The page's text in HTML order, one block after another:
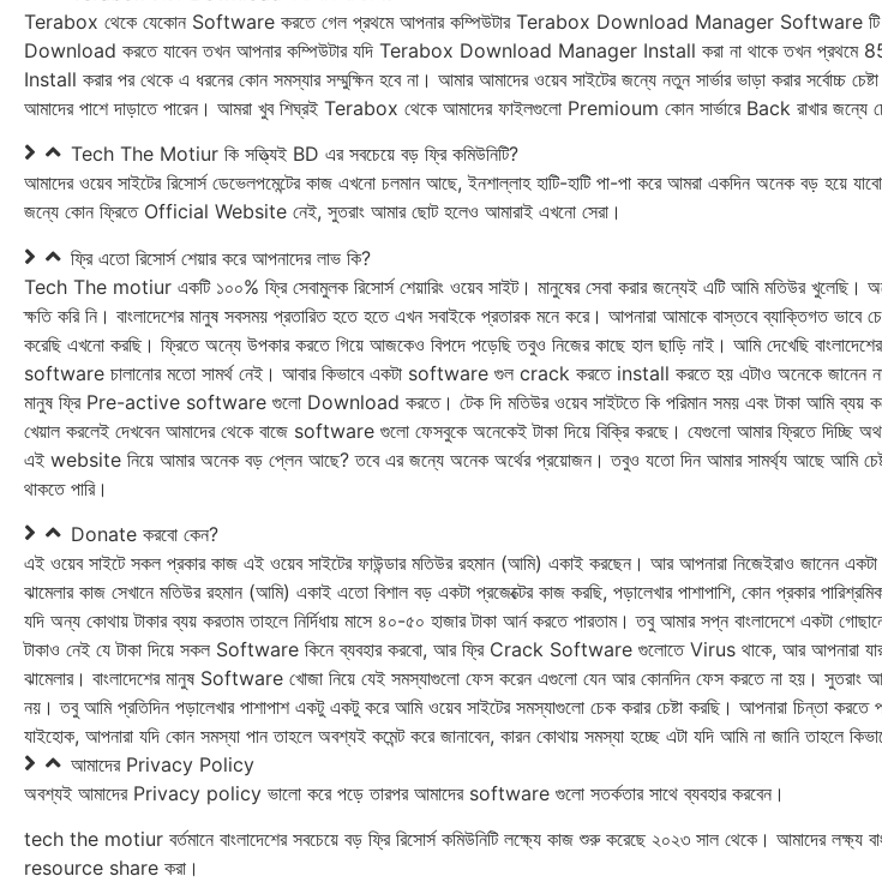
Terabox থেকে যেকোন Software করতে গেল প্রথমে আপনার কম্পিউটার Terabox Download Manager Software টি
Download করতে যাবেন তখন আপনার কম্পিউটার যদি Terabox Download Manager Install করা না থাকে তখন
Install করার পর থেকে এ ধরনের কোন সমস্যার সম্মুক্ষিন হবে না। আমার আমাদের ওয়েব সাইটের জন্যে নতুন সার্ভার ভাড়া করার সর্বোচ্চ
আমাদের পাশে দাড়াতে পারেন। আমরা খুব শিঘ্রই Terabox থেকে আমাদের ফাইলগুলো Premioum কোন সার্ভারে Back রাখার জন্যে
Tech The Motiur কি সত্ত্যি‍ই BD এর সবচেয়ে বড় ফ্রি কমিউনিটি?
আমাদের ওয়েব সাইটের রিসোর্স ডেভেলপমেন্টের কাজ এখনো চলমান আছে, ইনশাল্লাহ হাটি-হাটি পা-পা করে আমরা একদিন অনেক বড়
জন্যে কোন ফ্রিতে Official Website নেই, সুতরাং আমার ছোট হলেও আমারাই এখনো সেরা।
ফ্রি এতো রিসোর্স শেয়ার করে আপনাদের লাভ কি?
Tech The motiur একটি ১০০% ফ্রি সেবামুলক রিসোর্স শেয়ারিং ওয়েব সাইট। মানুষের সেবা করার জন্যেই এটি আমি মতিউর খুলেছি।
ক্ষতি করি নি। বাংলাদেশের মানুষ সবসময় প্রতারিত হতে হতে এখন সবাইকে প্রতারক মনে করে। আপনারা আমাকে বাস্তবে ব্যাক্তিগত
করেছি এখনো করছি। ফ্রিতে অন্যে উপকার করতে গিয়ে আজকেও বিপদে পড়েছি তবুও নিজের কাছে হাল ছাড়ি নাই। আমি দেখেছি
software চালানোর মতো সামর্থ নেই। আবার কিভাবে একটা software গুল crack করতে install করতে হয় এটাও অনেকে জানেন
মানুষ ফ্রি Pre-active software গুলো Download করতে। টেক দি মতিউর ওয়েব সাইটতে কি পরিমান সময় এবং টাকা আমি ব্যয়
খেয়াল করলেই দেখবেন আমাদের থেকে বাজে software গুলো ফেসবুকে অনেকেই টাকা দিয়ে বিক্রি করছে। যেগুলো আমার ফ্রিতে দিচ্ছি
এই website নিয়ে আমার অনেক বড় প্লেন আছে? তবে এর জন্যে অনেক অর্থের প্রয়োজন। তবুও যতো দিন আমার সামর্থ্য আছে আমি চেষ্টা
থাকতে পারি।
Donate করবো কেন?
এই ওয়েব সাইটে সকল প্রকার কাজ এই ওয়েব সাইটের ফাউন্ডার মতিউর রহ‍মান (আমি) একাই করছেন। আর আপনারা নিজেইরাও
ঝামেলার কাজ সেখানে মতিউর রহমান (আমি) একাই এতো বিশাল বড় একটা প্রজেক্টের কাজ করছি, পড়ালেখার পাশাপাশি, কোন প্রকার
যদি অন্য কোথায় টাকার ব্যয় করতাম তাহলে নির্দিধায় মাসে ৪০-৫০ হাজার টাকা আর্ন করতে পারতাম। তবু আমার সপ্ন বাংলাদেশে একটা
টাকাও নেই যে টাকা দিয়ে সকল Software কিনে ব্যব‍হার করবো, আর ফ্রি Crack Software গুলোতে Virus থাকে, আর আপনারা
ঝামেলার। বাংলাদেশের মানুষ Software খোজা নিয়ে যেই সমস্যাগুলো ফেস করেন এগুলো যেন আর কোনদিন ফেস করতে না হয়। সুতরাং
নয়। তবু আমি প্রতিদিন পড়ালেখার পাশাপাশ একটু একটু করে আমি ওয়েব সাইটের সমস্যাগুলো চেক করার চেষ্টা করছি। আপনারা চিন্তা করতে
যাইহোক, আপনারা যদি কোন সমস্যা পান তাহলে অব‍শ্যই কমেন্ট করে জানাবেন, কারন কোথায় সমস্যা হচ্ছে এটা যদি আমি না জানি তাহলে
আমাদের Privacy Policy
অবশ্যই আমাদের Privacy policy ভালো করে পড়ে তারপর আমাদের software গুলো সতর্কতার সাথে ব্যব‍হার করবেন।
tech the motiur বর্তমানে বাংলাদেশের সবচেয়ে বড় ফ্রি রিসোর্স কমিউনিটি লক্ষ্যে কাজ শুরু করেছে ২০২৩ সাল থেকে। আমাদের লক্ষ্য
resource share করা।